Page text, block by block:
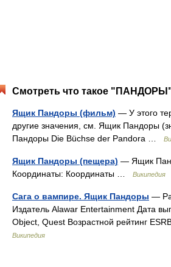
Смотреть что такое "ПАНДОРЫ"
Ящик Пандоры (фильм) — У этого
другие значения, см. Ящик Пандоры
Пандоры Die Büchse der Pandora …
Ящик Пандоры (пещера) — Ящик
Координаты: Координаты …
Википедия
Сага о вампире. Ящик Пандоры —
Издатель Alawar Entertainment Дата
Object, Quest Возрастной рейтинг
Википедия